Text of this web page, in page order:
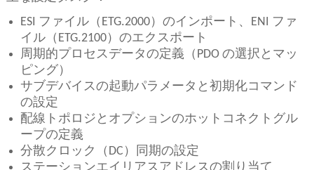
ESI ファイル（ETG.2000）のインポート、ENI ファ
イル（ETG.2100）のエクスポート
周期的プロセスデータの定義（PDO の選択とマッ
ピング）
サブデバイスの起動パラメータと初期化コマンド
の設定
配線トポロジとオプションのホットコネクトグル
ープの定義
分散クロック（DC）同期の設定
ステーションエイリアスアドレスの割り当て